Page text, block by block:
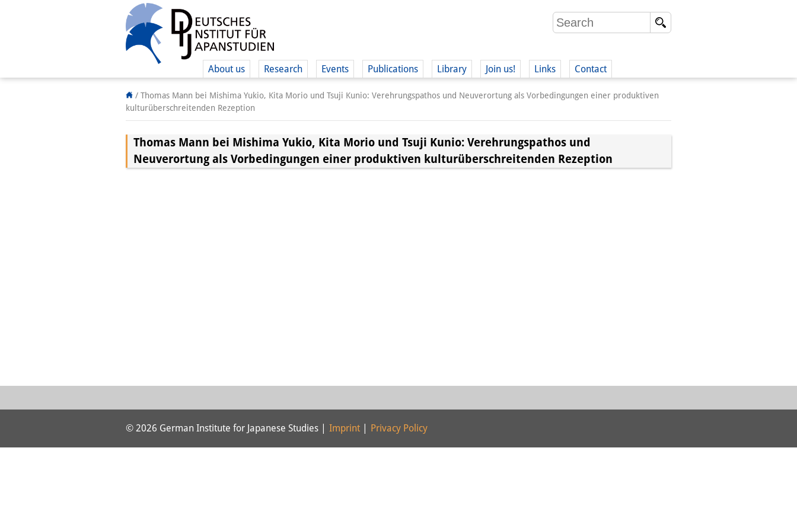
About us Research Events Publications Library Join us!
(German)
Links Contact
/ Thomas Mann bei Mishima Yukio, Kita Morio und Tsuji Kunio: Verehrungspathos und Neuverortung als Vorbedingungen einer produktiven
kulturüberschreitenden Rezeption
Thomas Mann bei Mishima Yukio, Kita Morio und Tsuji Kunio: Verehrungspathos und
Neuverortung als Vorbedingungen einer produktiven kulturüberschreitenden Rezeption
© 2026 German Institute for Japanese Studies | Imprint Privacy Policy